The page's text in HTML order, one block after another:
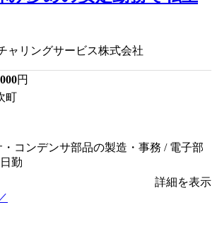
ャリングサービス株式会社
円
町
・コンデンサ部品の製造・事務 / 電子部
勤
詳細を表示